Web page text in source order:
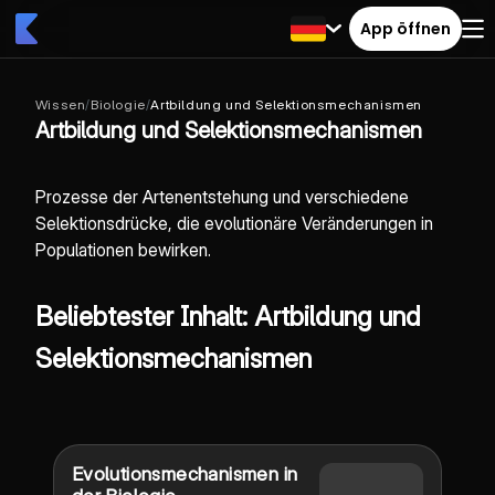
App öffnen
Wissen/Biologie/Artbildung und Selektionsmechanismen
Artbildung und Selektionsmechanismen
Prozesse der Artenentstehung und verschiedene
Selektionsdrücke, die evolutionäre Veränderungen in
Populationen bewirken.
Beliebtester Inhalt: Artbildung und
Selektionsmechanismen
Evolutionsmechanismen in